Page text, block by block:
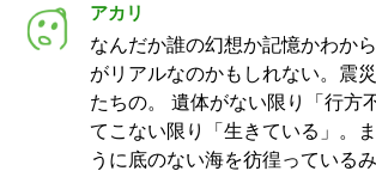
アカリ
なんだか誰の幻想か記憶かわか
がリアルなのかもしれない。震
たちの。 遺体がない限り「行方
てこない限り「生きている」。
うに底のない海を彷徨っている